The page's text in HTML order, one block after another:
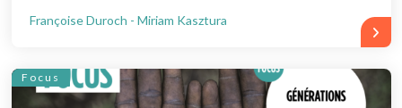
Françoise Duroch - Miriam Kasztura
Focus